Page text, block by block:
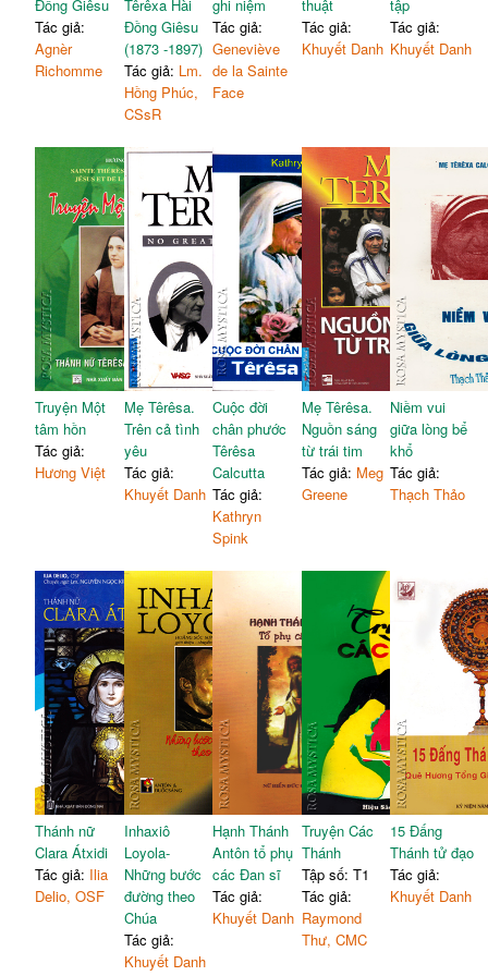
Đồng Giêsu
Tác giả:
Agnèr
Richomme
Têrêxa Hài
Đồng Giêsu
(1873 -1897)
Tác giả: Lm.
Hồng Phúc,
CSsR
ghi niệm
Tác giả:
Geneviève
de la Sainte
Face
thuật
Tác giả:
Khuyết Danh
tập
Tác giả:
Khuyết Danh
Truyện Một
tâm hồn
Tác giả:
Hương Việt
Mẹ Têrêsa.
Trên cả tình
yêu
Tác giả:
Khuyết Danh
Cuộc đời
chân phước
Têrêsa
Calcutta
Tác giả:
Kathryn
Spink
Mẹ Têrêsa.
Nguồn sáng
từ trái tim
Tác giả: Meg
Greene
Niềm vui
giữa lòng bể
khổ
Tác giả:
Thạch Thảo
Thánh nữ
Clara Átxidi
Tác giả: Ilia
Delio, OSF
Inhaxiô
Loyola-
Những bước
đường theo
Chúa
Tác giả:
Khuyết Danh
Hạnh Thánh
Antôn tổ phụ
các Đan sĩ
Tác giả:
Khuyết Danh
Truyện Các
Thánh
Tập số: T1
Tác giả:
Raymond
Thư, CMC
15 Đấng
Thánh tử đạo
Tác giả:
Khuyết Danh